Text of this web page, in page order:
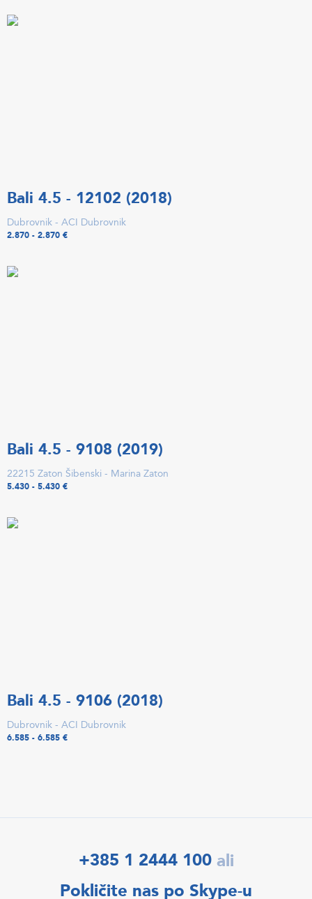
Bali 4.5 - 12102 (2018)
Dubrovnik - ACI Dubrovnik
2.870 - 2.870 €
Bali 4.5 - 9108 (2019)
22215 Zaton Šibenski - Marina Zaton
5.430 - 5.430 €
Bali 4.5 - 9106 (2018)
Dubrovnik - ACI Dubrovnik
6.585 - 6.585 €
+385 1 2444 100 ali
Pokličite nas po Skype-u